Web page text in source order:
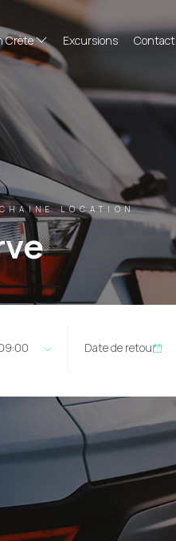
Crète Excursions Contact
LOCATION